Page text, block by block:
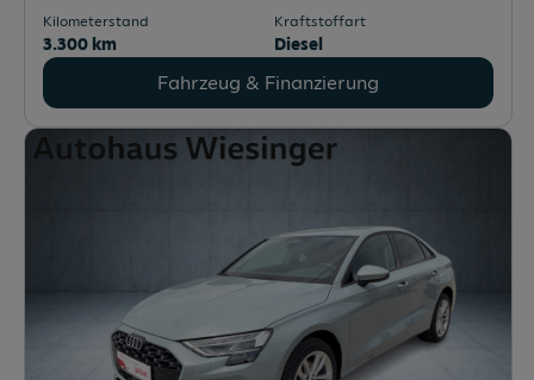
Kilometerstand
3.300 km
Kraftstoffart
Diesel
Fahrzeug & Finanzierung